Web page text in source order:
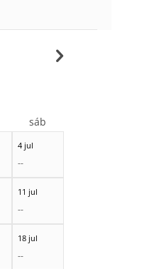
4 jul
--
11 jul
--
18 jul
--
sáb